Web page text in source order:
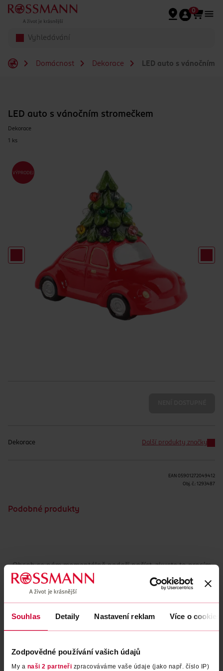
Souhlas Detaily Nastavení reklam Více o cookies
Zodpovědné používání vašich údajů
My a naši 2 partneři zpracováváme vaše údaje (jako např. číslo IP)
Přeskočit na hlavmní obsah
0
Domácnost Dekorace LED auto s vánočním
LED auto s vánočním stromečkem
Dekorace
1 ks
Dekorace Další produkty značky
EAN 05901272049412
Obj. č.: 1293487
Podobné produkty
Obsah se nám momentálně nedaří načíst, zkuste to prosím